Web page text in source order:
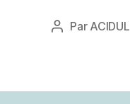
Auteur
Par ACIDUL